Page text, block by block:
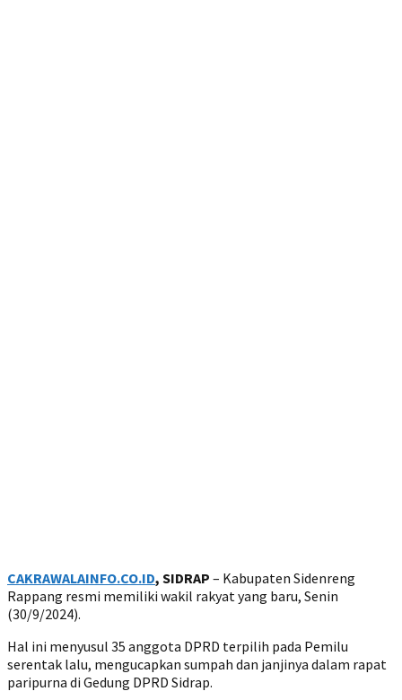
CAKRAWALAINFO.CO.ID, SIDRAP – Kabupaten Sidenreng
Rappang resmi memiliki wakil rakyat yang baru, Senin
(30/9/2024).
Hal ini menyusul 35 anggota DPRD terpilih pada Pemilu
serentak lalu, mengucapkan sumpah dan janjinya dalam rapat
paripurna di Gedung DPRD Sidrap.